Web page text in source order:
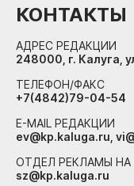
КОНТАКТЫ
АДРЕС РЕДАКЦИИ
248000, г. Калуга,
ТЕЛЕФОН/ФАКС
+7(4842)79-04-54
E-MAIL РЕДАКЦИИ
ev@kp.kaluga.ru,
ОТДЕЛ РЕКЛАМЫ НА
sz@kp.kaluga.ru